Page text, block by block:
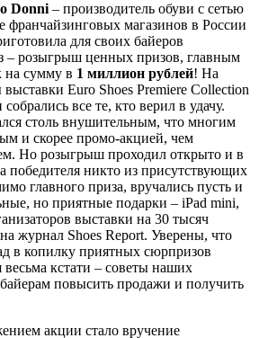
Donni – производитель обуви с сетью
магазинов в России
для своих байеров
– розыгрыш ценных призов, главным
на сумму в 1 миллион рублей! На
Euro Shoes Рremiere Collection
все те, кто верил в удачу.
столь внушительным, что многим
и скорее промо-акцией, чем
Но розыгрыш проходил открыто и в
победителя никто из присутствующих
главного приза, вручались пусть и
но приятные подарки – iPad mini,
выставки на 30 тысяч
журнал Shoes Report. Уверены, что
в копилку приятных сюрпризов
кстати – советы наших
повысить продажи и получить
акции стало вручение